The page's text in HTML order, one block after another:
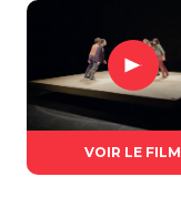
VOIR LE FILM